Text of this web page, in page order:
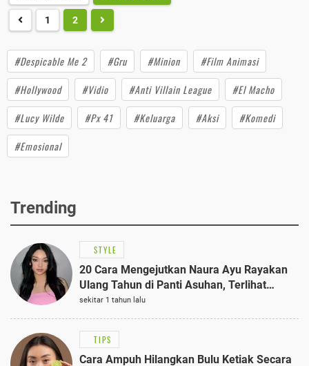
1 2
#Despicable Me 2 #Gru #Minion
#Film Animasi
#Hollywood
#Vidio #Anti Villain League
#El Macho
#Lucy Wilde
#Px 41 #Keluarga #Aksi
#Komedi
#Emosional
Trending
STYLE
20 Cara Mengejutkan Naura Ayu Rayakan
Ulang Tahun di Panti Asuhan, Terlihat
Anggun dengan Kaftan Cokelat
sekitar 1 tahun lalu
TIPS
Cara Ampuh Hilangkan Bulu Ketiak Secara